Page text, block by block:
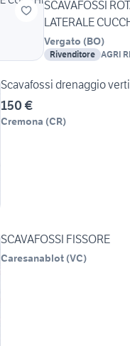
SCAVAFOSSI
LATERALE
Vergato (BO)
Rivenditore AGRI
Scavafossi drenaggio
150 €
Cremona (CR)
SCAVAFOSSI FISSORE
Caresanablot (VC)